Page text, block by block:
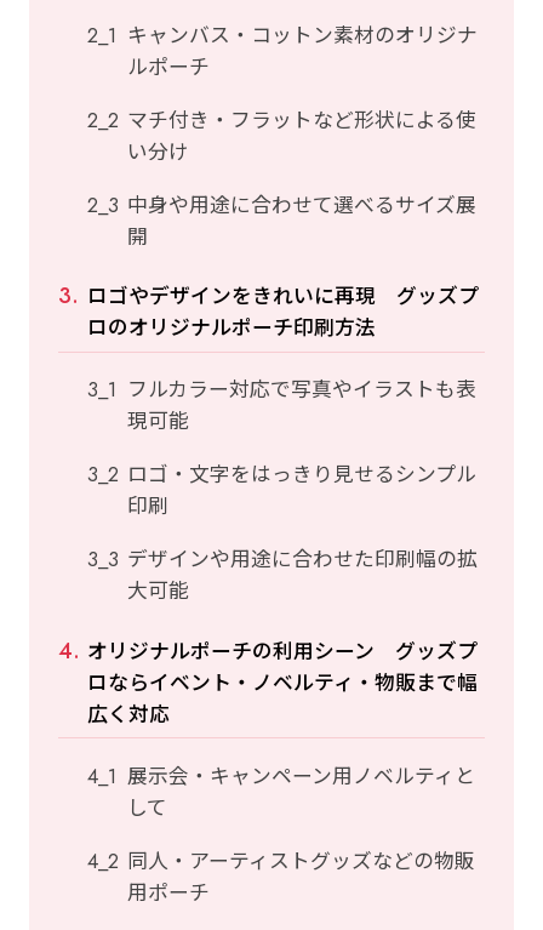
キャンバス・コットン素材のオリジナ
ルポーチ
マチ付き・フラットなど形状による使
い分け
中身や用途に合わせて選べるサイズ展
開
ロゴやデザインをきれいに再現 グッズプ
ロのオリジナルポーチ印刷方法
フルカラー対応で写真やイラストも表
現可能
ロゴ・文字をはっきり見せるシンプル
印刷
デザインや用途に合わせた印刷幅の拡
大可能
オリジナルポーチの利用シーン グッズプ
ロならイベント・ノベルティ・物販まで幅
広く対応
展示会・キャンペーン用ノベルティと
して
同人・アーティストグッズなどの物販
用ポーチ